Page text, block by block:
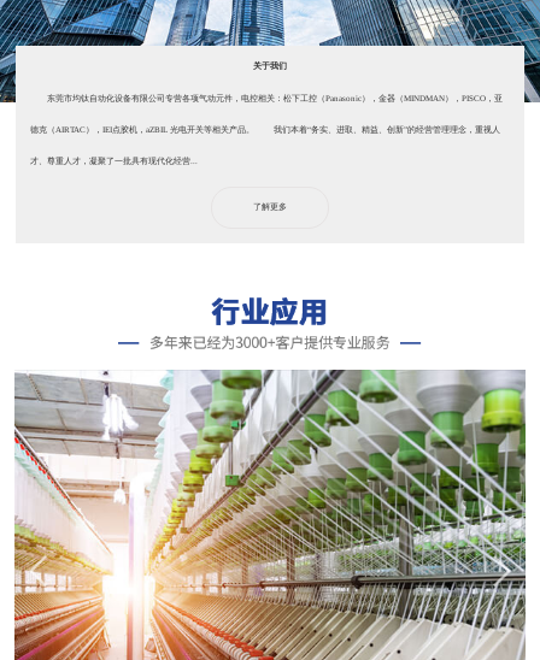
关于我们
东莞市均钛自动化设备有限公司专营各项气动元件，电控相关：松下工控（Panasonic），金器（MINDMAN），PISCO，亚
德克（AIRTAC），IEI点胶机，aZBIL 光电开关等相关产品。 我们本着“务实、进取、精益、创新”的经营管理理念，重视人
才、尊重人才，凝聚了一批具有现代化经营...
了解更多